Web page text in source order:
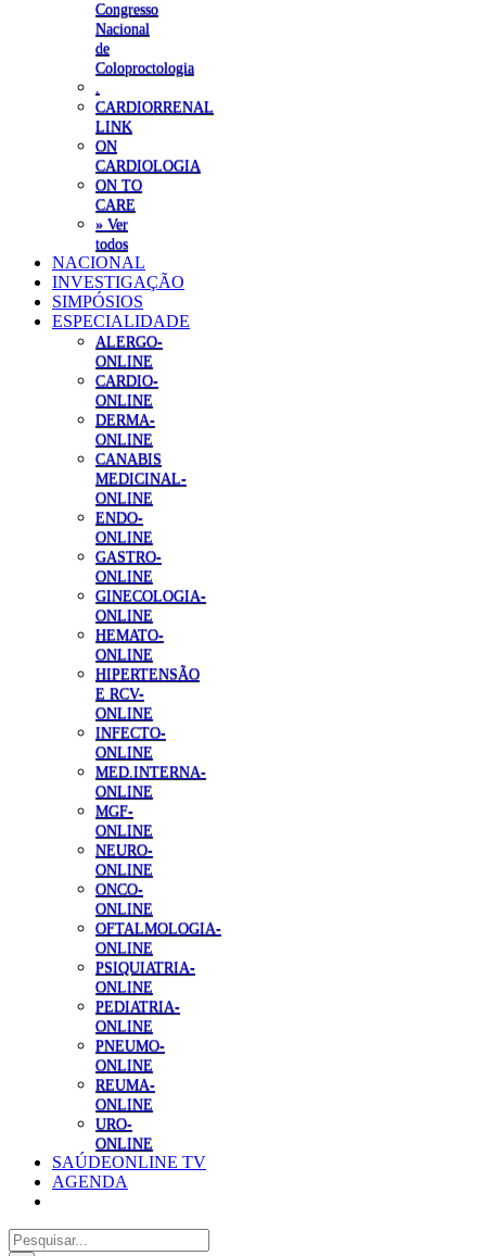
Congresso
Nacional
de
Coloproctologia
CARDIORRENAL
LINK
ON
CARDIOLOGIA
ON TO
CARE
» Ver
todos
NACIONAL
INVESTIGAÇÃO
SIMPÓSIOS
ESPECIALIDADE
ALERGO-
ONLINE
CARDIO-
ONLINE
DERMA-
ONLINE
CANABIS
MEDICINAL-
ONLINE
ENDO-
ONLINE
GASTRO-
ONLINE
GINECOLOGIA-
ONLINE
HEMATO-
ONLINE
HIPERTENSÃO
E RCV-
ONLINE
INFECTO-
ONLINE
MED.INTERNA-
ONLINE
MGF-
ONLINE
NEURO-
ONLINE
ONCO-
ONLINE
OFTALMOLOGIA-
ONLINE
PSIQUIATRIA-
ONLINE
PEDIATRIA-
ONLINE
PNEUMO-
ONLINE
REUMA-
ONLINE
URO-
ONLINE
SAÚDEONLINE TV
AGENDA
Pesquisar